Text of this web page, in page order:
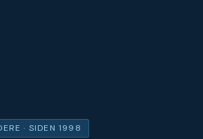
· SIDEN 1998